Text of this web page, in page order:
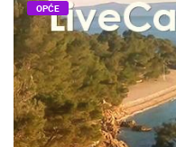
OPĆE